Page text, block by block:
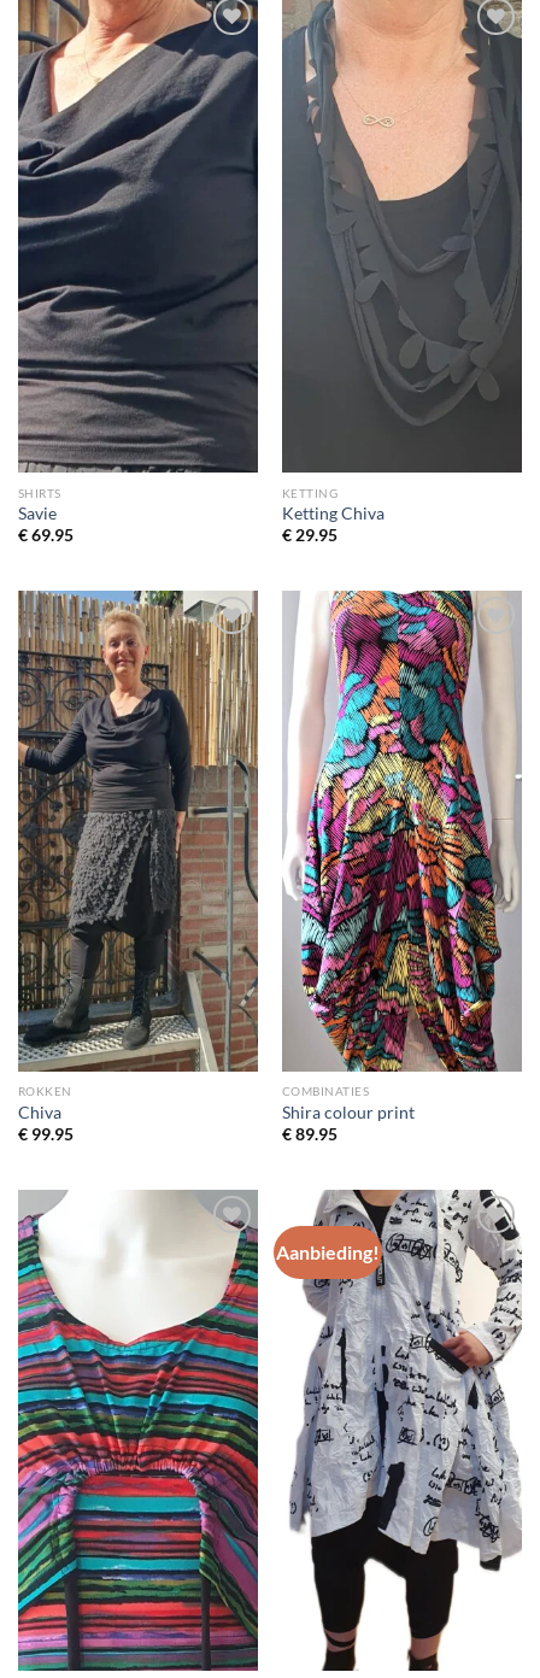
Toevoegen
aan
wenslijst
SHIRTS
Savie
€69.95
Toevoegen
aan
wenslijst
KETTING
Ketting Chiva
€29.95
Toevoegen
aan
wenslijst
ROKKEN
Chiva
€99.95
Toevoegen
aan
wenslijst
COMBINATIES
Shira colour print
€89.95
Toevoegen
wenslijst
Aanbieding!
Toevoegen
aan
wenslijst